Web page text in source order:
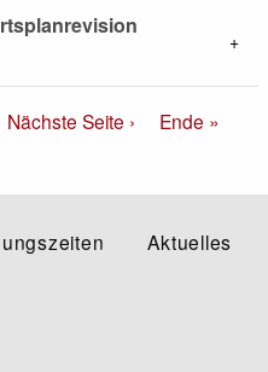
Nächste
Nächste Seite ›
Letzte
Ende »
Aktuelles